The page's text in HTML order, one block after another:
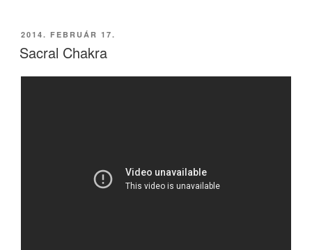
BEKÜLDVE:
2014. FEBRUÁR 17.
Sacral Chakra